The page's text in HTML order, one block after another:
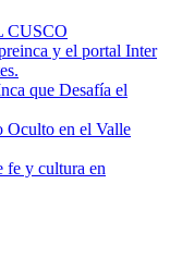
CUSCO
y el portal Inter
que Desafía el
Oculto en el Valle
fe y cultura en